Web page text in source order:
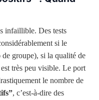
infaillible. Des tests
si le
groupe), si la qualité de
très peu visible. Le port
le nombre de
, c’est-à-dire des